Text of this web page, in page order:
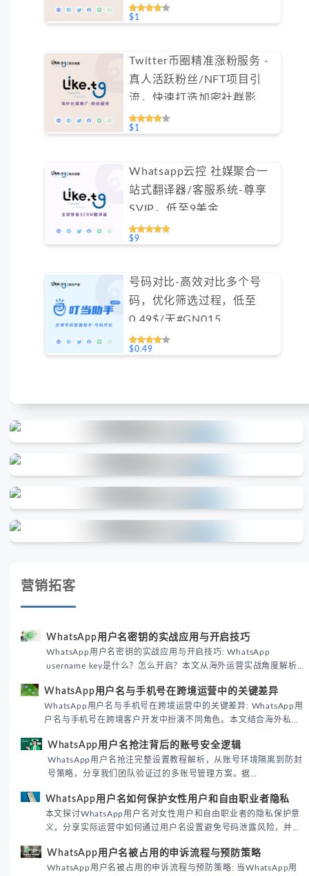
障（不支持免费测试）
$1
Twitter币圈精准涨粉服务 -
真人活跃粉丝/NFT项目引
流，快速打造加密社群影响
力（不支持免费测试）
$1
Whatsapp云控 社媒聚合一
站式翻译器/客服系统-尊享
SVIP，低至9美金
#FYOK002
$9
号码对比-高效对比多个号
码，优化筛选过程，低至
0.49$/天#GN015
$0.49
营销拓客
WhatsApp用户名密钥的实战应用与开启技巧
WhatsApp用户名密钥的实战应用与开启技巧: WhatsApp
username key是什么？怎么开启？本文从海外运营实战角度解析
境团队高效触达目标客户。
WhatsApp用户名与手机号在跨境运营中的关键差异
WhatsApp用户名与手机号在跨境运营中的关键差异: WhatsApp用
户名与手机号在跨境客户开发中扮演不同角色。本文结合海外私域
际差异，帮助团队优化WhatsApp营销策略。
WhatsApp用户名抢注背后的账号安全逻辑
WhatsApp用户名抢注完整设置教程解析，从账号环境隔离到防封
号策略，分享我们团队验证过的多账号管理方案。据
性直接影响转化率。
WhatsApp用户名如何保护女性用户和自由职业者隐私
本文探讨WhatsApp用户名对女性用户和自由职业者的隐私保护意
义，分享实际运营中如何通过用户名设置避免号码泄露风险，并提
已成为全球数字沟通的首要考量。
WhatsApp用户名被占用的申诉流程与预防策略
WhatsApp用户名被占用的申诉流程与预防策略: 当WhatsApp用